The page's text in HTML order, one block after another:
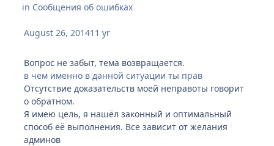
in Сообщения об ошибках
August 26, 201411 yr
Вопрос не забыт, тема возвращается.
в чем именно в данной ситуации ты прав
Отсутствие доказательств моей неправоты говорит
о обратном.
Я имею цель, я нашёл законный и оптимальный
способ её выполнения. Все зависит от желания
админов